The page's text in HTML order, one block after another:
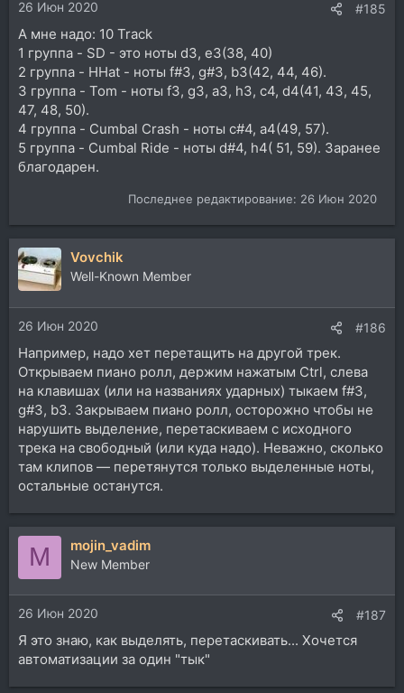
26 Июн 2020 #185
А мне надо: 10 Track
1 группа - SD - это ноты d3, e3(38, 40)
2 группа - HHat - ноты f#3, g#3, b3(42, 44, 46).
3 группа - Tom - ноты f3, g3, a3, h3, c4, d4(41, 43, 45,
47, 48, 50).
4 группа - Cumbal Crash - ноты c#4, a4(49, 57).
5 группа - Cumbal Ride - ноты d#4, h4( 51, 59). Заранее
благодарен.
Последнее редактирование: 26 Июн 2020
Vovchik
Well-Known Member
26 Июн 2020 #186
Например, надо хет перетащить на другой трек.
Открываем пиано ролл, держим нажатым Ctrl, слева
на клавишах (или на названиях ударных) тыкаем f#3,
g#3, b3. Закрываем пиано ролл, осторожно чтобы не
нарушить выделение, перетаскиваем с исходного
трека на свободный (или куда надо). Неважно, сколько
там клипов — перетянутся только выделенные ноты,
остальные останутся.
M mojin_vadim
New Member
26 Июн 2020 #187
Я это знаю, как выделять, перетаскивать... Хочется
автоматизации за один "тык"